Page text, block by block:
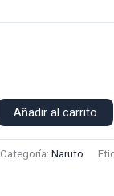
Añadir al carrito
Categoría: Naruto